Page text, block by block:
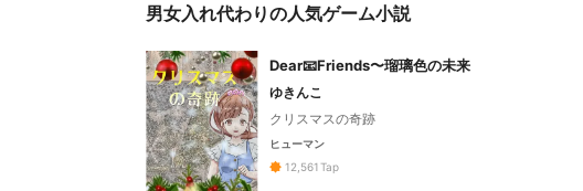
男女入れ代わりの人気ゲーム小説
Dear📧Friends〜瑠璃色の未来
ゆきんこ
クリスマスの奇跡
ヒューマン
12,561Tap